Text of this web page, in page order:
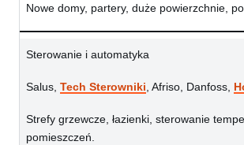
Nowe domy, partery, duże powierzchnie,
Sterowanie i automatyka
Salus, Tech Sterowniki, Afriso, Danfoss,
Strefy grzewcze, łazienki, sterowanie
pomieszczeń.